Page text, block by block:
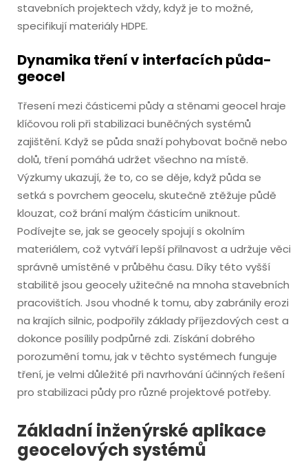
stavebních projektech vždy, když je to možné,
specifikují materiály HDPE.
Dynamika tření v interfacích půda-
geocel
Třesení mezi částicemi půdy a stěnami geocel hraje
klíčovou roli při stabilizaci buněčných systémů
zajištění. Když se půda snaží pohybovat bočně nebo
dolů, tření pomáhá udržet všechno na místě.
Výzkumy ukazují, že to, co se děje, když půda se
setká s povrchem geocelu, skutečně ztěžuje půdě
klouzat, což brání malým částicím uniknout.
Podívejte se, jak se geocely spojují s okolním
materiálem, což vytváří lepší přilnavost a udržuje věci
správně umístěné v průběhu času. Díky této vyšší
stabilitě jsou geocely užitečné na mnoha stavebních
pracovištích. Jsou vhodné k tomu, aby zabránily erozi
na krajích silnic, podpořily základy příjezdových cest a
dokonce posílily podpůrné zdi. Získání dobrého
porozumění tomu, jak v těchto systémech funguje
tření, je velmi důležité při navrhování účinných řešení
pro stabilizaci půdy pro různé projektové potřeby.
Základní inženýrské aplikace
geocelových systémů